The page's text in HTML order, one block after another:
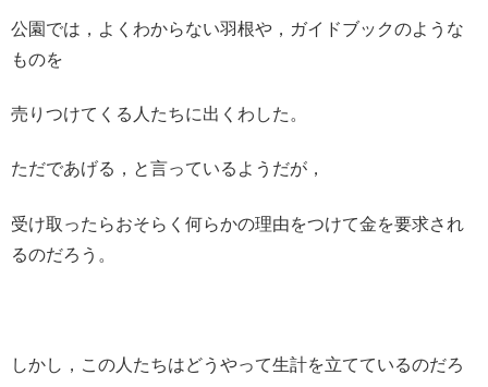
公園では，よくわからない羽根や，ガイドブックのような
ものを
売りつけてくる人たちに出くわした。
ただであげる，と言っているようだが，
受け取ったらおそらく何らかの理由をつけて金を要求され
るのだろう。
しかし，この人たちはどうやって生計を立てているのだろ